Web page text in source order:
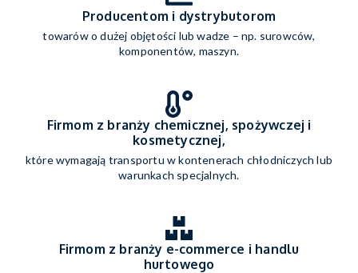
Producentom i dystrybutorom
towarów o dużej objętości lub wadze – np. surowców,
komponentów, maszyn.
Firmom z branży chemicznej, spożywczej i
kosmetycznej,
które wymagają transportu w kontenerach chłodniczych lub
warunkach specjalnych.
Firmom z branży e-commerce i handlu
hurtowego